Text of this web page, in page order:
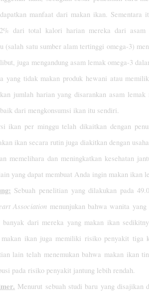
manfaat dari makan ikan.
2% dari total kalori harian mereka dari
(salah satu sumber alam tertinggi omega-3)
juga mengandung asam lemak omega-3
yang tidak makan produk hewani atau
jumlah harian yang disarankan asam
dari mengkonsumsi ikan itu sendiri.
ikan per minggu telah dikaitkan dengan
ikan secara rutin juga diakitkan dengan
memelihara dan meningkatkan kesehatan
yang dapat membuat Anda ingin makan ikan
Sebuah penelitian yang dilakukan pada
Association menunjukan bahwa wanita
banyak dari mereka yang makan ikan
ikan juga memiliki risiko penyakit
lain telah menemukan bahwa makan ikan
pada risiko penyakit jantung lebih rendah.
Menurut sebuah studi baru yang